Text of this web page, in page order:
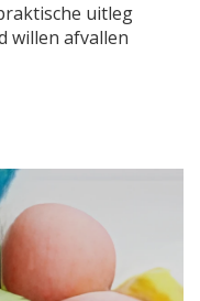
uitleg
willen afvallen